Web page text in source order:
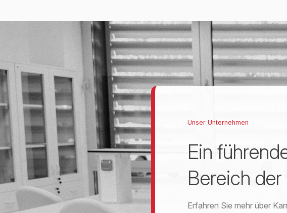
Unser Unternehmen
Ein
Bereich
Erfahren Sie mehr über